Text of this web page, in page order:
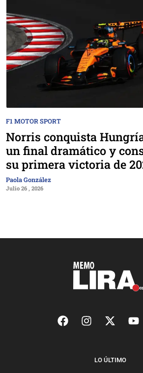
F1 MOTOR SPORT
Norris conquista
un final dramático y
su primera victoria de
Paola González
Julio 26 , 2026
LO ÚLTIMO